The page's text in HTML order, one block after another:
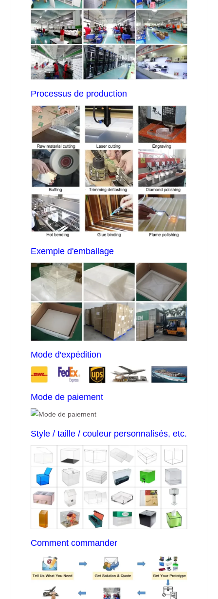
Processus de production
Exemple d'emballage
Mode d'expédition
Mode de paiement
Style / taille / couleur personnalisés, etc.
Comment commander